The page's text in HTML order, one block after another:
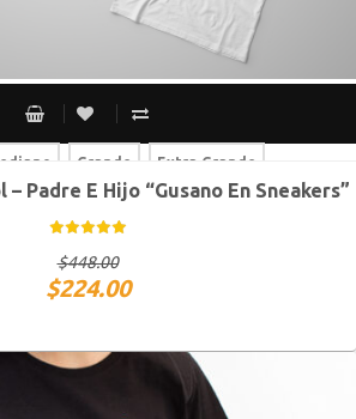
Grande Extra Grande
Grande Extra Grande
Padre E Hijo “Gusano En Sneakers”
$448.00
$224.00